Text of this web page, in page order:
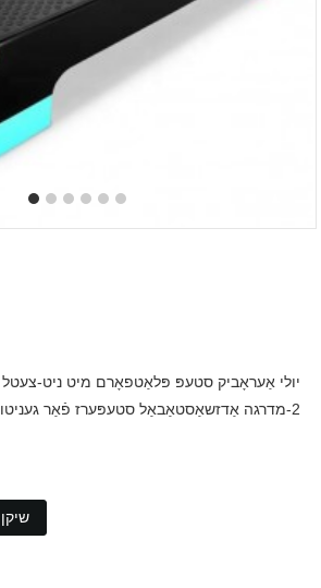
יולי אַעראָביק סטעפּ פּלאַטפאָרם מיט ניט-
2-מדרגה אַדזשאַסטאַבאַל סטעפּערז פֿאַר